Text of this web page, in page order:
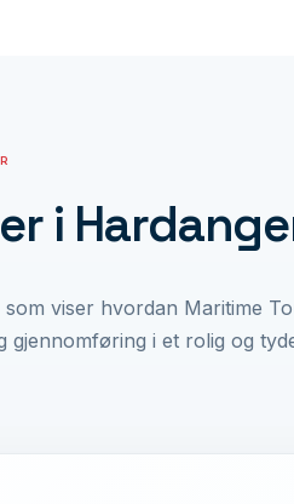
i
viser hvordan Maritime
gjennomføring i et rolig og